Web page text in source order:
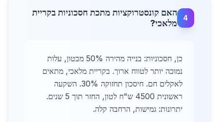
4
האם קונסטרוקציות מתכת חסכוניות בקריית
מלאכי?
כן, חסכוניות: בנייה מהירה 50% מבטון, עלות
נמוכה יותר לטווח ארוך. בקריית מלאכי, מתאים
לאקלים חם. חיסכון תחזוקה 30%. השקעה
ראשונית 4500 ש"ח לטון, החזר תוך 5 שנים.
יתרונות: גמישות, הרחבה קלה.